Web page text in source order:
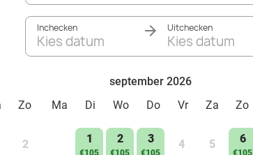
Inchecken
Kies datum
Uitchecken
Kies datum
Zo
2
september 2026
Ma
Di Wo Do Vr Za Zo
1
€105
2
€105
3
€105
4 5 6
€105